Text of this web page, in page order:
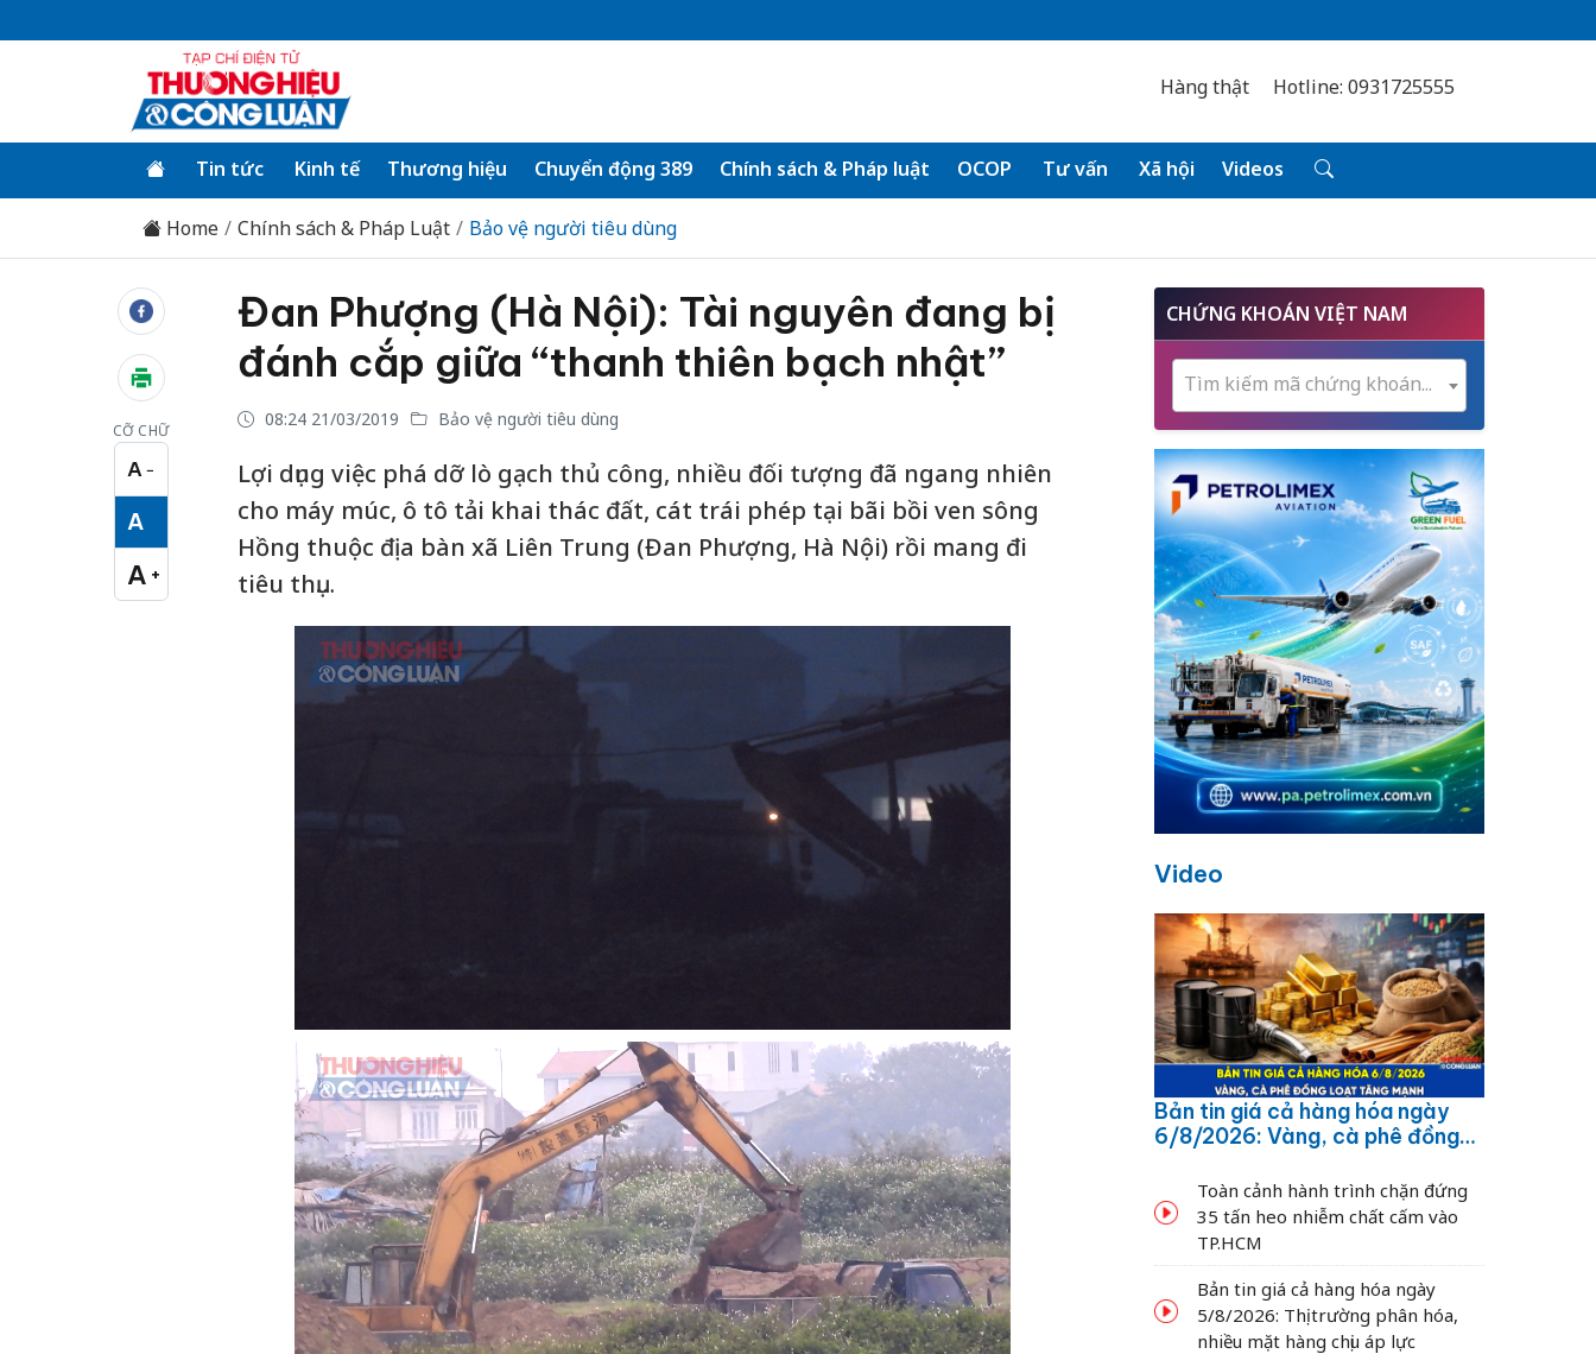
Hàng thật Hotline: 0931725555
Tin tức Kinh tế Thương hiệu Chuyển động 389 Chính sách & Pháp luật OCOP Tư vấn Xã hội Videos
Home Chính sách & Pháp Luật Bảo vệ người tiêu dùng
CỠ CHỮ
A −
Cỡ chữ nhỏ
A
Cỡ chữ vừa
A +
Cỡ chữ lớn
Đan Phượng (Hà Nội): Tài nguyên đang bị
đánh cắp giữa “thanh thiên bạch nhật”
08:24 21/03/2019 Bảo vệ người tiêu dùng
Lợi dụng việc phá dỡ lò gạch thủ công, nhiều đối tượng đã ngang nhiên
cho máy múc, ô tô tải khai thác đất, cát trái phép tại bãi bồi ven sông
Hồng thuộc địa bàn xã Liên Trung (Đan Phượng, Hà Nội) rồi mang đi
tiêu thụ…
CHỨNG KHOÁN VIỆT NAM
Tìm kiếm mã chứng khoán...
Video
Bản tin giá cả hàng hóa ngày
6/8/2026: Vàng, cà phê đồng
Toàn cảnh hành trình chặn đứng
35 tấn heo nhiễm chất cấm vào
TP.HCM
Bản tin giá cả hàng hóa ngày
5/8/2026: Thị trường phân hóa,
nhiều mặt hàng chịu áp lực